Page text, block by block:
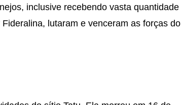
inclusive recebendo vasta quantidade
lutaram e venceram as forças do